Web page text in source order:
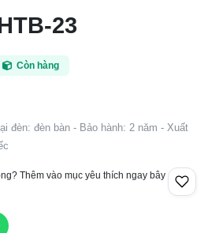
23
Còn hàng
đèn: đèn bàn - Bảo hành: 2 năm - Xuất
Thêm vào mục yêu thích ngay bây